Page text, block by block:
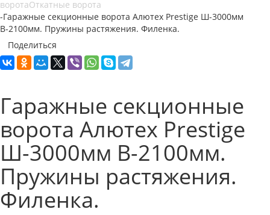
воротаОткатные ворота
-Гаражные секционные ворота Алютех Prestige Ш-3000мм
В-2100мм. Пружины растяжения. Филенка.
Поделиться
Гаражные секционные
ворота Алютех Prestige
Ш-3000мм В-2100мм.
Пружины растяжения.
Филенка.